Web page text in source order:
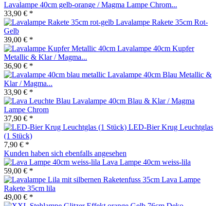
Lavalampe 40cm gelb-orange / Magma Lampe Chrom...
33,90 € *
Lavalampe Rakete 35cm Rot-
Gelb
39,00 € *
Lavalampe 40cm Kupfer
Metallic & Klar / Magma...
36,90 € *
Lavalampe 40cm Blau Metallic &
Klar / Magma...
33,90 € *
Lavalampe 40cm Blau & Klar / Magma
Lampe Chrom
37,90 € *
LED-Bier Krug Leuchtglas
(1 Stück)
7,90 € *
Kunden haben sich ebenfalls angesehen
Lava Lampe 40cm weiss-lila
59,00 € *
Lava Lampe
Rakete 35cm lila
49,00 € *